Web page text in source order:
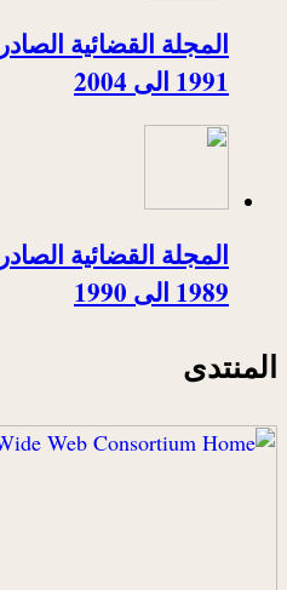
المجلة القضائية
1991 الى 2004
المجلة القضائية
1989 الى 1990
المنتدى